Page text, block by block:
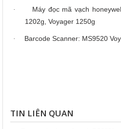
·
Máy đọc mã vạch
1202g, Voyager 1250g
· Barcode Scanner: MS9520
TIN LIÊN QUAN